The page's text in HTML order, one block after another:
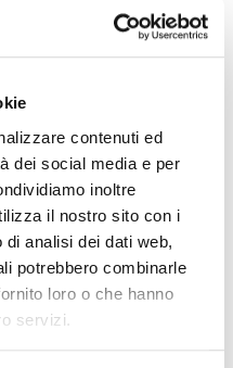
contenuti ed
dei social media e per
inoltre
il nostro sito con i
analisi dei dati web,
potrebbero combinarle
loro o che hanno
servizi.
una rissa a